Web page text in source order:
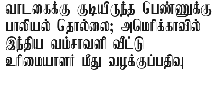
வாடகைக்கு குடியிருந்த பெண்ணுக்கு
பாலியல் தொல்லை; அமெரிக்காவில்
இந்திய வம்சாவளி வீட்டு
உரிமையாளர் மீது வழக்குப்பதிவு